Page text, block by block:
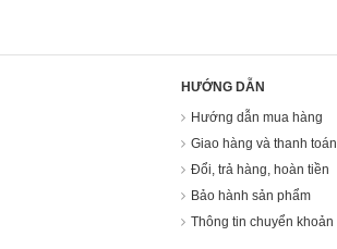
HƯỚNG DẪN
Hướng dẫn mua hàng
Giao hàng và thanh toán
Đổi, trả hàng, hoàn tiền
Bảo hành sản phẩm
Thông tin chuyển khoản